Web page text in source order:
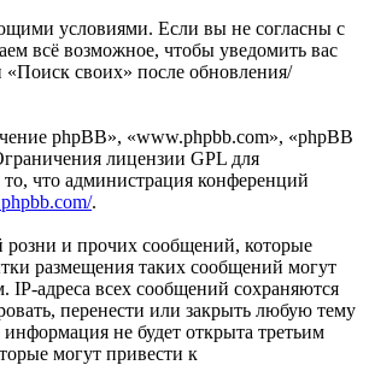
условиями. Если вы не согласны с
всё возможное, чтобы уведомить вас
«Поиск своих» после обновления/
phpBB», «www.phpbb.com», «phpBB
лицензии GPL для
что администрация конференций
.
и прочих сообщений, которые
размещения таких сообщений могут
адреса всех сообщений сохраняются
перенести или закрыть любую тему
не будет открыта третьим
могут привести к